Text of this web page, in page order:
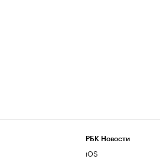
РБК Новости
iOS